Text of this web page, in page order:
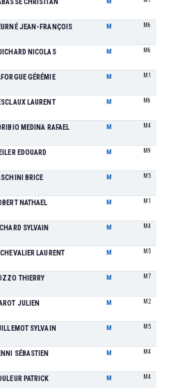
JEAN-FRANÇOIS M M6
NICOLAS M M6
GÉRÉMIE M M1
LAURENT M M6
MEDINA RAFAEL M M4
EDOUARD M M9
BRICE M M5
NATHAEL M M1
SYLVAIN M M4
LAURENT M M5
THIERRY M M7
JULIEN M M2
SYLVAIN M M5
SÉBASTIEN M M4
PATRICK M M4